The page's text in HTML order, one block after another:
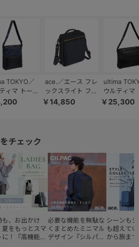
TOKYO／
ィマ トーキ
ィーノ シ
ace.／エース フレ
ックスライト フィ
ット 街歩き B5ノ
￥14,850
ultima
ウルティマ
ョー ディー
￥25,300
チェック
も、お出かけ
夏をもっとスマ
に！『高機能レ
必要な機能を無駄な
くまとめたミニマル
デザイン『シルパッ
シーンも
も超えて
から旅ま